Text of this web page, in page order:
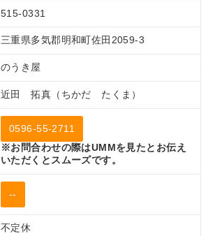
515-0331
三重県多気郡明和町佐田2059-3
のうき屋
近田 拓真（ちかだ たくま）
0596-55-2711
※お問合わせの際はUMMを見たとお伝え
いただくとスムーズです。
--
不定休